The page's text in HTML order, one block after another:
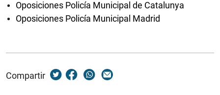
Oposiciones Policía Municipal de Catalunya
Oposiciones Policía Municipal Madrid
Compartir